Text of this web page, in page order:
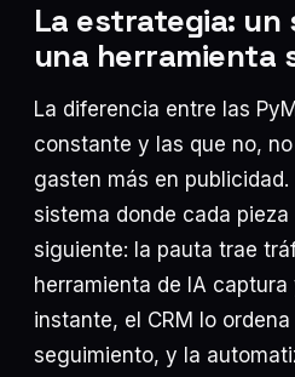
La estrategia: un
una herramienta
La diferencia entre las
constante y las que no,
gasten más en publicidad.
sistema donde cada
siguiente: la pauta trae
herramienta de IA
instante, el CRM lo ordena
seguimiento, y la